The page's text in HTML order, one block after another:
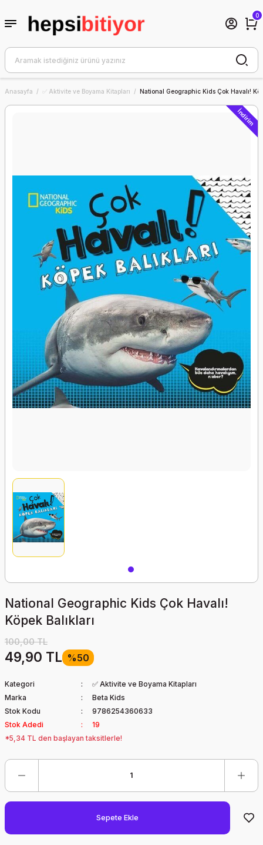
0
Anasayfa ✅ Aktivite ve Boyama Kitapları National Geographic Kids Çok Havalı!
İndirim
National Geographic Kids Çok Havalı!
Köpek Balıkları
100,00 TL
49,90 TL %50
Kategori
✅ Aktivite ve Boyama Kitapları
Marka
Beta Kids
Stok Kodu
9786254360633
Stok Adedi
19
*5,34 TL den başlayan taksitlerle!
Sepete Ekle